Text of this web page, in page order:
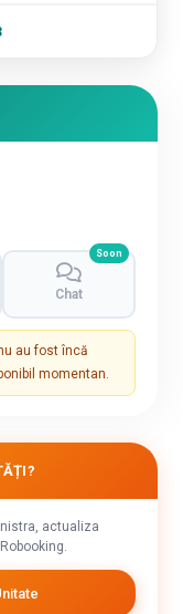
Chat
Soon
au fost încă
momentan.
actualiza